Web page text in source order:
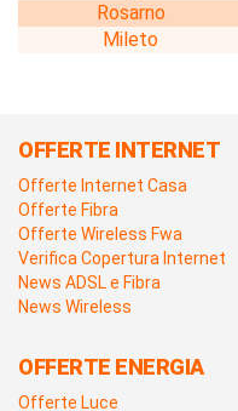
Rosarno
Mileto
OFFERTE INTERNET
Offerte Internet Casa
Offerte Fibra
Offerte Wireless Fwa
Verifica Copertura Internet
News ADSL e Fibra
News Wireless
OFFERTE ENERGIA
Offerte Luce